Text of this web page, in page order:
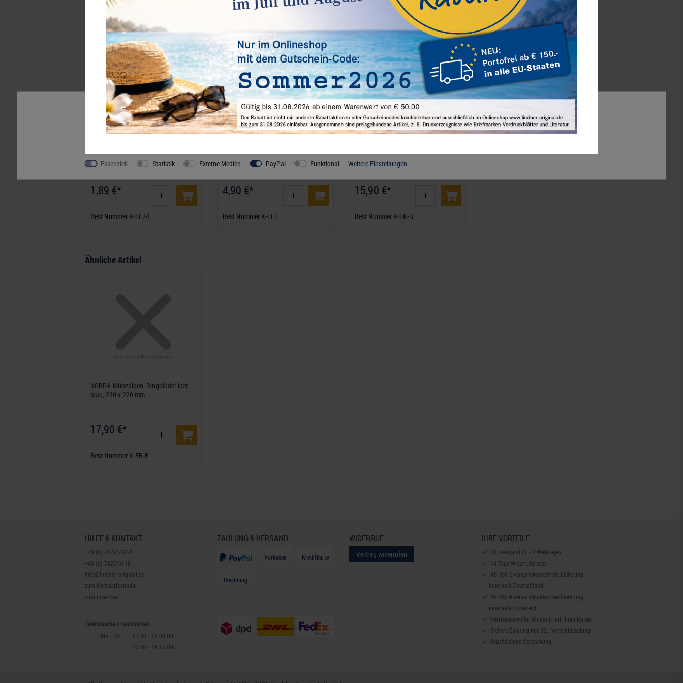
Zubehör
Euromünzensätze
1,89 €*
Best.Nummer K-FE24
St.)
4,90 €*
Best.Nummer K-FEL
blau,
15,90 €*
Best.Nummer K-FK-B
Ähnliche Artikel
KOBRA-Münzalben, Ringbinder leer,
blau, 230 x 220 mm
17,90 €*
Best.Nummer K-FB-B
HILFE & KONTAKT
+49 (0) 7427/701-0
+49 (0) 7427/6118
info@lindner-original.de
zum Kontaktformular
zum Live-Chat
Telefonische Erreichbarkeit
Mo - Do
07.30 - 12.00 Uhr
13.00 - 16.15 Uhr
ZAHLUNG & VERSAND
Vorkasse Kreditkarte
Rechnung
WIDERRUF
Vertrag widerrufen
IHRE VORTEILE
Blitzversand (1 - 3 Werktage)
14 Tage Widerrufsrecht
Ab 100 € versandkostenfreie Lieferung
innerhalb Deutschland
Ab 150 € versandkostenfreie Lieferung
innerhalb Österreich
Vertrauensvoller Umgang mit Ihren Daten
Sichere Zahlung mit SSL-Verschlüsselung
Bruchsichere Verpackung
Wir nutzen Cookies auf unserer Website. Einige von diesen sind essenziell, während andere uns helfen, diese Website und
Ihre Erfahrung zu verbessern. Weitere Informationen zu den von uns verwendeten Cookies und Ihren Rechten als Nutzer
finden Sie hier:
Essenziell Statistik Externe Medien PayPal Funktional Weitere Einstellungen
Auswahl akzeptieren